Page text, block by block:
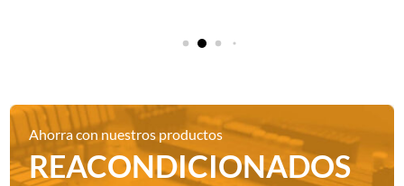
Ahorra con nuestros productos
REACONDICIONADOS